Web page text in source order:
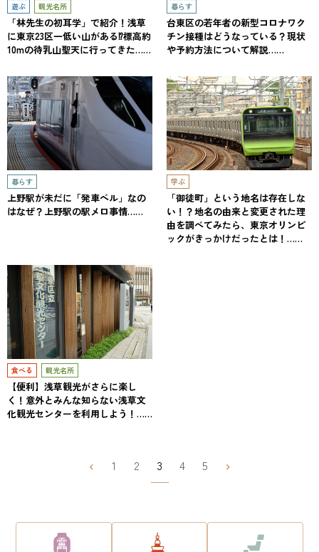
遊ぶ 観光名所
「林先生の初耳学」で紹介！浅草
に東京23区一低い山がある⁉標高約
10mの待乳山聖天に行ってきた……
暮らす
台東区の若年者の新型コロナワク
チン接種はどうなっている？現状
や予約方法について解説……
暮らす
上野駅が未だに「発車ベル」なの
はなぜ？上野駅の駅メロ事情……
学ぶ
「御徒町」という地名は存在しな
い！？地名の由来と変更された理
由を調べてみたら、東京オリンピ
ックがきっかけだったとは！……
食べる 観光名所
【便利】浅草観光がさらに楽し
く！意外とみんな知らない浅草文
化観光センターを利用しよう！……
1 2 3 4 5